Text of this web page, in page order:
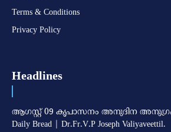
Terms & Conditions
Privacy Policy
Headlines
ആഗസ്റ്റ് 09 കൃപാസനം അനുദിന
Daily Bread | Dr.Fr.V.P Joseph Valiyaveettil.